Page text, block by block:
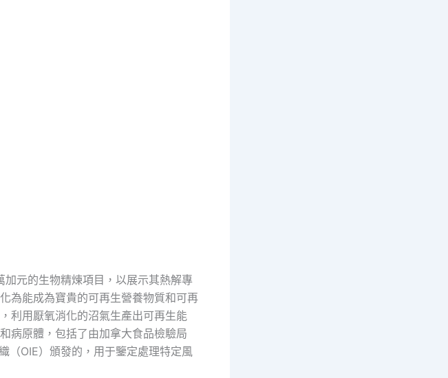
元的生物精煉項目，以展示其熱解專
為能成為寶貴的可再生營養物質和可再
利用厭氧消化的沼氣生產出可再生能
病原體，包括了由加拿大食品檢驗局
（OIE）頒發的，用于鑒定處理特定風